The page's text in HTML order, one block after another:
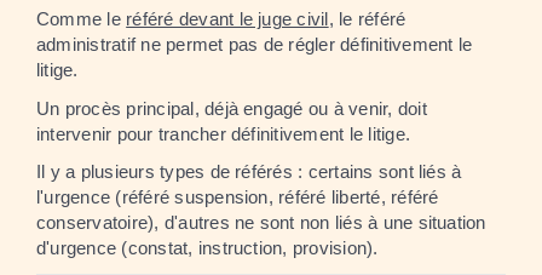
Comme le référé devant le juge civil, le référé
administratif ne permet pas de régler définitivement le
litige.
Un procès principal, déjà engagé ou à venir, doit
intervenir pour trancher définitivement le litige.
Il y a plusieurs types de référés : certains sont liés à
l'urgence (référé suspension, référé liberté, référé
conservatoire), d'autres ne sont non liés à une situation
d'urgence (constat, instruction, provision).